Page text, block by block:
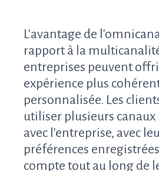
L'avantage de
rapport à la
entreprises peuvent
expérience plus
personnalisée. Les
utiliser plusieurs
avec l'entreprise, avec
préférences
compte tout au long de